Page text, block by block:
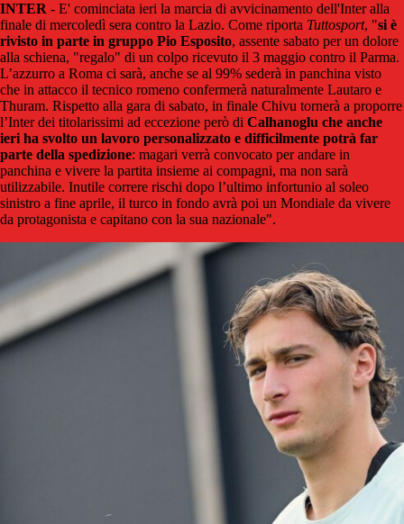
INTER - E' cominciata ieri la marcia di avvicinamento dell'Inter alla
finale di mercoledì sera contro la Lazio. Come riporta Tuttosport, "si è
rivisto in parte in gruppo Pio Esposito, assente sabato per un dolore
alla schiena, "regalo" di un colpo ricevuto il 3 maggio contro il Parma.
L’azzurro a Roma ci sarà, anche se al 99% sederà in panchina visto
che in attacco il tecnico romeno confermerà naturalmente Lautaro e
Thuram. Rispetto alla gara di sabato, in finale Chivu tornerà a proporre
l’Inter dei titolarissimi ad eccezione però di Calhanoglu che anche
ieri ha svolto un lavoro personalizzato e difficilmente potrà far
parte della spedizione: magari verrà convocato per andare in
panchina e vivere la partita insieme ai compagni, ma non sarà
utilizzabile. Inutile correre rischi dopo l’ultimo infortunio al soleo
sinistro a fine aprile, il turco in fondo avrà poi un Mondiale da vivere
da protagonista e capitano con la sua nazionale".